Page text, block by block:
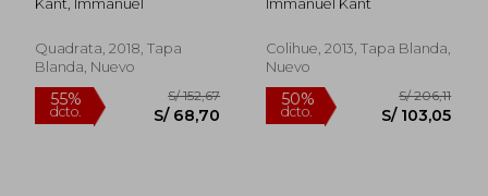
Kant, Immanuel
Quadrata, 2018, Tapa
Blanda, Nuevo
Immanuel Kant
Colihue, 2013, Tapa Blanda,
Nuevo